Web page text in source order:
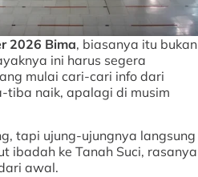
2026 Bima, biasanya itu bukan
ini harus segera
mulai cari-cari info dari
tiba naik, apalagi di musim
tapi ujung-ujungnya langsung
ibadah ke Tanah Suci, rasanya
awal.